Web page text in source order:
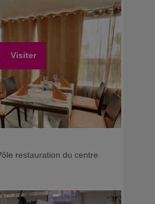
Visiter
restauration du centre